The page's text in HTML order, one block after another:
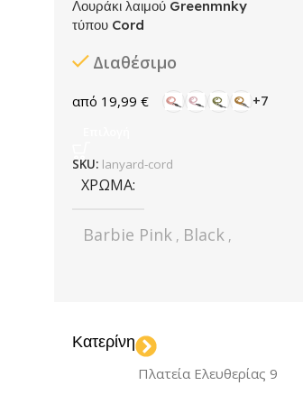
Λουράκι λαιμού Greenmnky
τύπου Cord
Διαθέσιμο
19,99 € +7
SKU: lanyard-cord
ΧΡΏΜΑ
Barbie Pink , Black ,
Gold Brown
Metallic Grey ,
Κατερίνη
Πλατεία Ελευθερίας 9